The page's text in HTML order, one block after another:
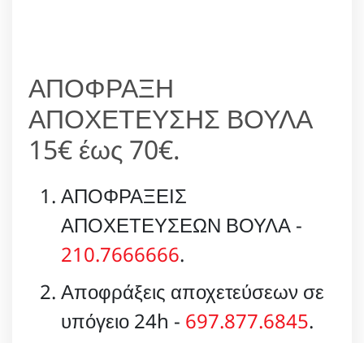
ΑΠΟΦΡΑΞΗ
ΑΠΟΧΕΤΕΥΣΗΣ ΒΟΥΛΑ
15€ έως 70€.
ΑΠΟΦΡΑΞΕΙΣ
ΑΠΟΧΕΤΕΥΣΕΩΝ ΒΟΥΛΑ -
210.7666666.
Αποφράξεις αποχετεύσεων σε
υπόγειο 24h - 697.877.6845.